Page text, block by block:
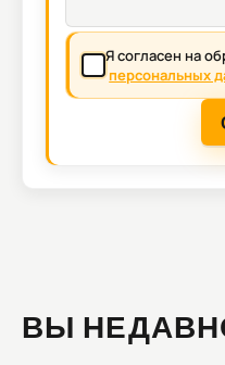
Я согласен на
персональных
ВЫ